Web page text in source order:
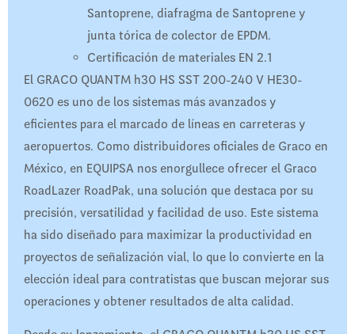
Santoprene, diafragma de Santoprene y
junta tórica de colector de EPDM.
Certificación de materiales EN 2.1
El GRACO QUANTM h30 HS SST 200-240 V HE30-
0620 es uno de los sistemas más avanzados y
eficientes para el marcado de líneas en carreteras y
aeropuertos. Como distribuidores oficiales de Graco en
México, en EQUIPSA nos enorgullece ofrecer el Graco
RoadLazer RoadPak, una solución que destaca por su
precisión, versatilidad y facilidad de uso. Este sistema
ha sido diseñado para maximizar la productividad en
proyectos de señalización vial, lo que lo convierte en la
elección ideal para contratistas que buscan mejorar sus
operaciones y obtener resultados de alta calidad.